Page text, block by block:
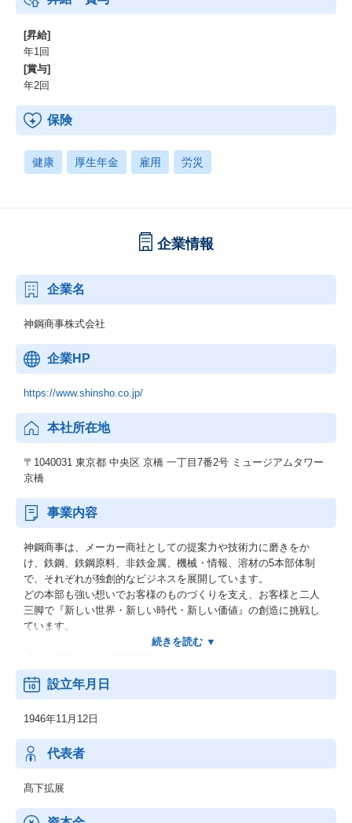
[昇給]
年1回
[賞与]
年2回
保険
健康 厚生年金 雇用 労災
企業情報
企業名
神鋼商事株式会社
企業HP
https://www.shinsho.co.jp/
本社所在地
〒1040031 東京都 中央区 京橋 一丁目7番2号 ミュージアムタワー
京橋
事業内容
神鋼商事は、メーカー商社としての提案力や技術力に磨きをか
け、鉄鋼、鉄鋼原料、非鉄金属、機械・情報、溶材の5本部体制
で、それぞれが独創的なビジネスを展開しています。
どの本部も強い想いでお客様のものづくりを支え、お客様と二人
三脚で『新しい世界・新しい時代・新しい価値』の創造に挑戦し
ています。
海外展開：東アジア／北米・メキシコ／アセアン・インドなど3大
地域における機能・連携強化
鉄鋼原料本部：世界各国のネットワークを駆使し、鉄鋼生産に必
要不可欠な資源の安定供給を継続
非鉄金属本部：これからは資源循環及びさらなる新分野/新技術追
及への積極投資を進めていく
機械・情報本部：安定したものづくりに貢献することを目標に物
溶材本部：溶材本部のグループ企業を含めた組織再編を実施し、
設立年月日
1946年11月12日
代表者
髙下拡展